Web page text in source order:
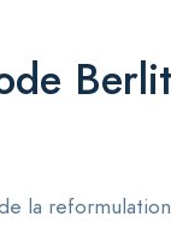
la reformulation